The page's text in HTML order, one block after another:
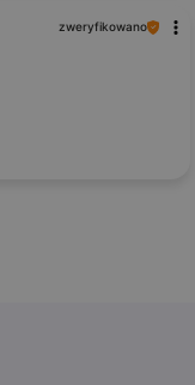
zweryfikowano